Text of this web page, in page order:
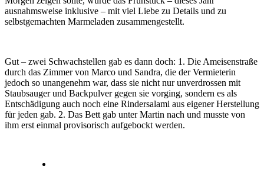
ausnahmsweise inklusive – mit viel Liebe zu Details und zu
selbstgemachten Marmeladen zusammengestellt.
Gut – zwei Schwachstellen gab es dann doch: 1. Die Ameisenstraße
durch das Zimmer von Marco und Sandra, die der Vermieterin
jedoch so unangenehm war, dass sie nicht nur unverdrossen mit
Staubsauger und Backpulver gegen sie vorging, sondern es als
Entschädigung auch noch eine Rindersalami aus eigener Herstellung
für jeden gab. 2. Das Bett gab unter Martin nach und musste von
ihm erst einmal provisorisch aufgebockt werden.